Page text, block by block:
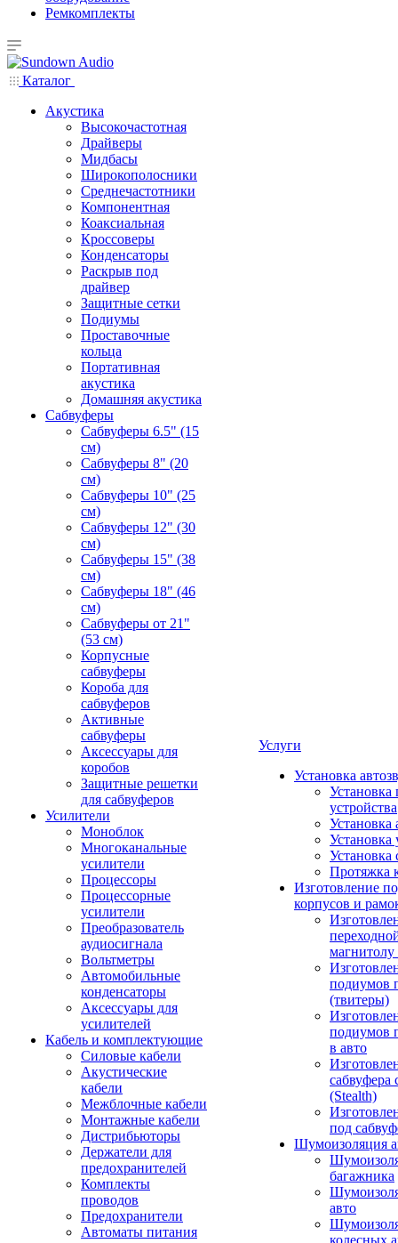
Ремкомплекты
Каталог
Акустика
Высокочастотная
Драйверы
Мидбасы
Широкополосники
Среднечастотники
Компонентная
Коаксиальная
Кроссоверы
Конденсаторы
Раскрыв под
драйвер
Защитные сетки
Подиумы
Проставочные
кольца
Портативная
акустика
Домашняя акустика
Сабвуферы
Сабвуферы 6.5" (15
см)
Сабвуферы 8" (20
см)
Сабвуферы 10" (25
см)
Сабвуферы 12" (30
см)
Сабвуферы 15" (38
см)
Сабвуферы 18" (46
см)
Сабвуферы от 21"
(53 см)
Корпусные
сабвуферы
Короба для
сабвуферов
Активные
сабвуферы
Аксессуары для
коробов
Защитные решетки
для сабвуферов
Усилители
Моноблок
Многоканальные
усилители
Процессоры
Процессорные
усилители
Преобразователь
аудиосигнала
Вольтметры
Автомобильные
конденсаторы
Аксессуары для
усилителей
Кабель и комплектующие
Силовые кабели
Акустические
кабели
Межблочные кабели
Монтажные кабели
Дистрибьюторы
Держатели для
предохранителей
Комплекты
проводов
Предохранители
Автоматы питания
Услуги
Установка
Установка
устройства
Установка
Установка
Установка
Протяжка
Изготовление
корпусов и
подиумов
(твитеры)
подиумов
в авто
сабвуфера
(Stealth)
под
Шумоизоляция
багажника
авто
колесных